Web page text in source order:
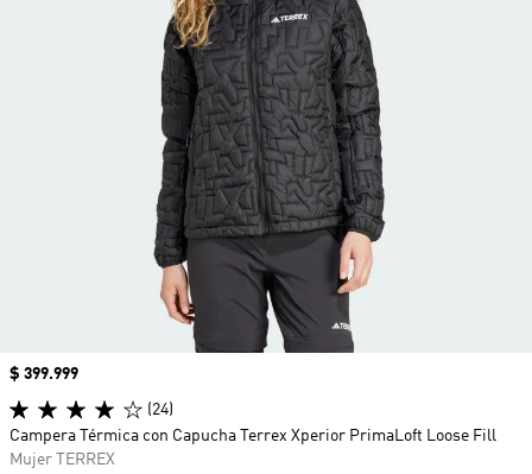
Precio
$ 399.999
(24)
Campera Térmica con Capucha Terrex Xperior PrimaLoft Loose Fill
Mujer TERREX